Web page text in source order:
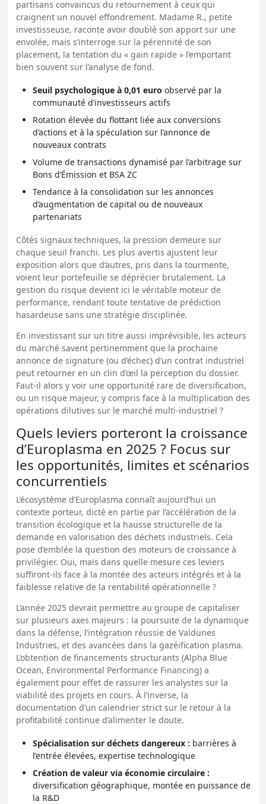
partisans convaincus du retournement à ceux qui
craignent un nouvel effondrement. Madame R., petite
investisseuse, raconte avoir doublé son apport sur une
envolée, mais s’interroge sur la pérennité de son
placement, la tentation du « gain rapide » l’emportant
bien souvent sur l’analyse de fond.
Seuil psychologique à 0,01 euro observé par la
communauté d’investisseurs actifs
Rotation élevée du flottant liée aux conversions
d’actions et à la spéculation sur l’annonce de
nouveaux contrats
Volume de transactions dynamisé par l’arbitrage sur
Bons d’Émission et BSA ZC
Tendance à la consolidation sur les annonces
d’augmentation de capital ou de nouveaux
partenariats
Côtés signaux techniques, la pression demeure sur
chaque seuil franchi. Les plus avertis ajustent leur
exposition alors que d’autres, pris dans la tourmente,
voient leur portefeuille se déprécier brutalement. La
gestion du risque devient ici le véritable moteur de
performance, rendant toute tentative de prédiction
hasardeuse sans une stratégie disciplinée.
En investissant sur un titre aussi imprévisible, les acteurs
du marché savent pertinemment que la prochaine
annonce de signature (ou d’échec) d’un contrat industriel
peut retourner en un clin d’œil la perception du dossier.
Faut-il alors y voir une opportunité rare de diversification,
ou un risque majeur, y compris face à la multiplication des
opérations dilutives sur le marché multi-industriel ?
Quels leviers porteront la croissance
d’Europlasma en 2025 ? Focus sur
les opportunités, limites et scénarios
concurrentiels
L’écosystème d’Europlasma connaît aujourd’hui un
contexte porteur, dicté en partie par l’accélération de la
transition écologique et la hausse structurelle de la
demande en valorisation des déchets industriels. Cela
pose d’emblée la question des moteurs de croissance à
privilégier. Oui, mais dans quelle mesure ces leviers
suffiront-ils face à la montée des acteurs intégrés et à la
faiblesse relative de la rentabilité opérationnelle ?
L’année 2025 devrait permettre au groupe de capitaliser
sur plusieurs axes majeurs : la poursuite de la dynamique
dans la défense, l’intégration réussie de Valdunes
Industries, et des avancées dans la gazéification plasma.
L’obtention de financements structurants (Alpha Blue
Ocean, Environmental Performance Financing) a
également pour effet de rassurer les analystes sur la
viabilité des projets en cours. À l’inverse, la
documentation d’un calendrier strict sur le retour à la
profitabilité continue d’alimenter le doute.
Spécialisation sur déchets dangereux : barrières à
l’entrée élevées, expertise technologique
Création de valeur via économie circulaire :
diversification géographique, montée en puissance de
la R&D